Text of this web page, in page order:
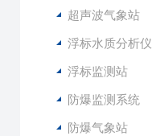
超声波气象站
浮标水质分析仪
浮标监测站
防爆监测系统
防爆气象站